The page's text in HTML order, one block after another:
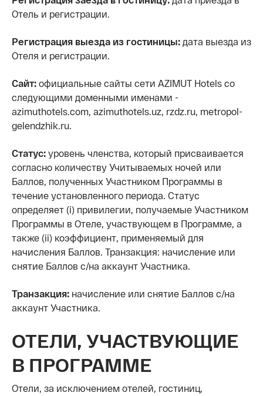
Отель и регистрации.
Регистрация выезда из гостиницы: дата выезда из
Отеля и регистрации.
Сайт: официальные сайты сети AZIMUT Hotels со
следующими доменными именами -
azimuthotels.com, azimuthotels.uz, rzdz.ru, metropol-
gelendzhik.ru.
Статус: уровень членства, который присваивается
согласно количеству Учитываемых ночей или
Баллов, полученных Участником Программы в
течение установленного периода. Статус
определяет (i) привилегии, получаемые Участником
Программы в Отеле, участвующем в Программе, а
также (ii) коэффициент, применяемый для
начисления Баллов. Транзакция: начисление или
снятие Баллов с/на аккаунт Участника.
Транзакция: начисление или снятие Баллов с/на
аккаунт Участника.
ОТЕЛИ, УЧАСТВУЮЩИЕ
В ПРОГРАММЕ
Отели, за исключением отелей, гостиниц,